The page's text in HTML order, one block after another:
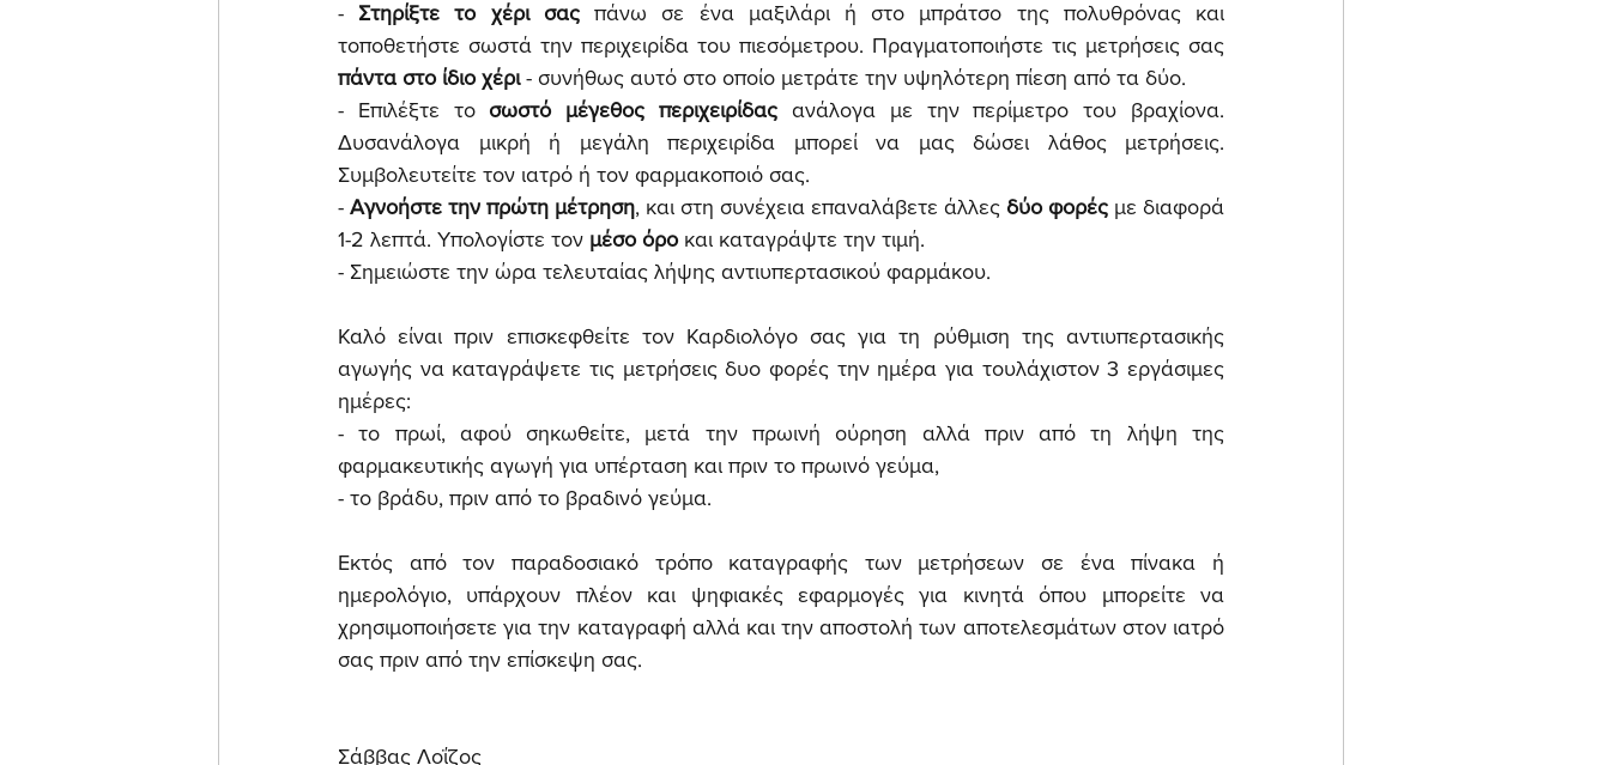
- Στηρίξτε το χέρι σας πάνω σε ένα μαξιλάρι ή στο μπράτσο της πολυθρόνας και
πάντα στο ίδιο χέρι - συνήθως αυτό στο οποίο μετράτε την υψηλότερη πίεση από τα δύο.
- Επιλέξτε το σωστό μέγεθος περιχειρίδας ανάλογα με την περίμετρο του βραχίονα.
Δυσανάλογα μικρή ή μεγάλη περιχειρίδα μπορεί να μας δώσει λάθος μετρήσεις.
Συμβολευτείτε τον ιατρό ή τον φαρμακοποιό σας.
- Αγνοήστε την πρώτη μέτρηση, και στη συνέχεια επαναλάβετε άλλες δύο φορές με διαφορά
1-2 λεπτά. Υπολογίστε τον μέσο όρο και καταγράψτε την τιμή.
- Σημειώστε την ώρα τελευταίας λήψης αντιυπερτασικού φαρμάκου.
Καλό είναι πριν επισκεφθείτε τον Καρδιολόγο σας για τη ρύθμιση της αντιυπερτασικής
αγωγής να καταγράψετε τις μετρήσεις δυο φορές την ημέρα για τουλάχιστον 3 εργάσιμες
ημέρες:
- το πρωί, αφού σηκωθείτε, μετά την πρωινή ούρηση αλλά πριν από τη λήψη της
φαρμακευτικής αγωγή για υπέρταση και πριν το πρωινό γεύμα,
- το βράδυ, πριν από το βραδινό γεύμα.
Εκτός από τον παραδοσιακό τρόπο καταγραφής των μετρήσεων σε ένα πίνακα ή
ημερολόγιο, υπάρχουν πλέον και ψηφιακές εφαρμογές για κινητά όπου μπορείτε να
χρησιμοποιήσετε για την καταγραφή αλλά και την αποστολή των αποτελεσμάτων στον ιατρό
σας πριν από την επίσκεψη σας.
Σάββας Λοΐζος